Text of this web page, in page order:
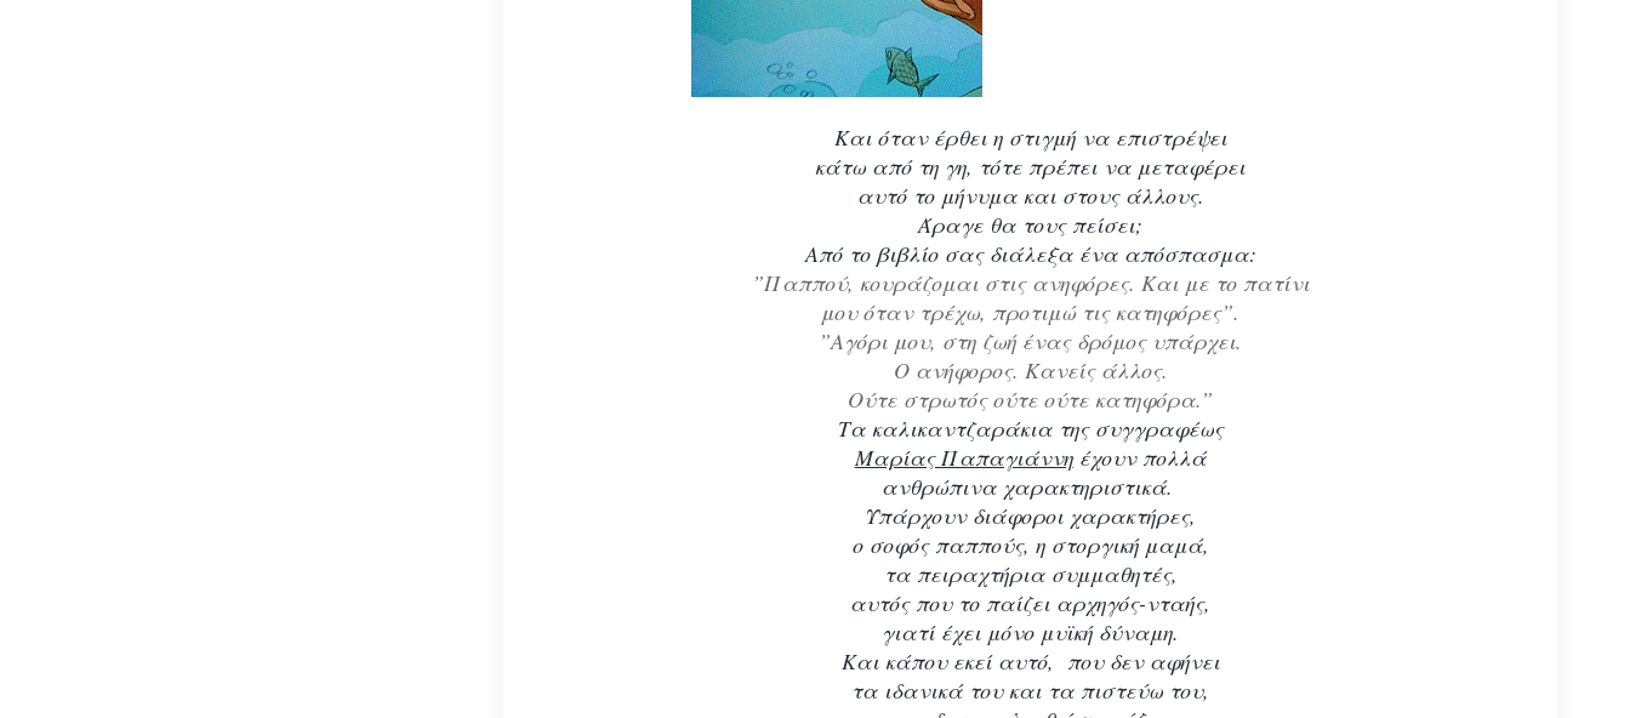
Και όταν έρθει η στιγμή να επιστρέψει
κάτω από τη γη, τότε πρέπει να μεταφέρει
αυτό το μήνυμα και στους άλλους.
Άραγε θα τους πείσει;
Από το βιβλίο σας διάλεξα ένα απόσπασμα:
”Παππού, κουράζομαι στις ανηφόρες. Και με το πατίνι
μου όταν τρέχω, προτιμώ τις κατηφόρες”.
”Αγόρι μου, στη ζωή ένας δρόμος υπάρχει.
Ο ανήφορος. Κανείς άλλος.
Ούτε στρωτός ούτε ούτε κατηφόρα.”
Τα καλικαντζαράκια της συγγραφέως
Μαρίας Παπαγιάννη έχουν πολλά
ανθρώπινα χαρακτηριστικά.
Υπάρχουν διάφοροι χαρακτήρες,
ο σοφός παππούς, η στοργική μαμά,
τα πειραχτήρια συμμαθητές,
αυτός που το παίζει αρχηγός-νταής,
γιατί έχει μόνο μυϊκή δύναμη.
Και κάπου εκεί αυτό, που δεν αφήνει
τα ιδανικά τουκαι τα πιστεύω του,